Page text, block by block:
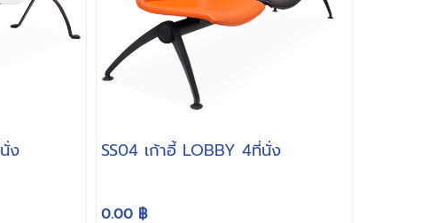
ง SS04 เก้าอี้ LOBBY 4ที่นั่ง
0.00 ฿